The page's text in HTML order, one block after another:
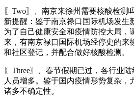
〖Two〗、南京来徐州需要核酸检测
新提醒：鉴于南京禄口国际机场发生
为了自己健康安全和疫情防控大局，
来，有南京禄口国际机场经停史的来
和社区登记，并配合做好核酸检测。
〖Three〗、春节假期已过，各行业
人员增多。鉴于国内疫情形势复杂，
诸多不确定性。